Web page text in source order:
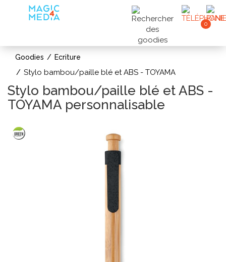
0
Goodies Ecriture
Stylo bambou/paille blé et ABS - TOYAMA
Stylo bambou/paille blé et ABS -
TOYAMA personnalisable